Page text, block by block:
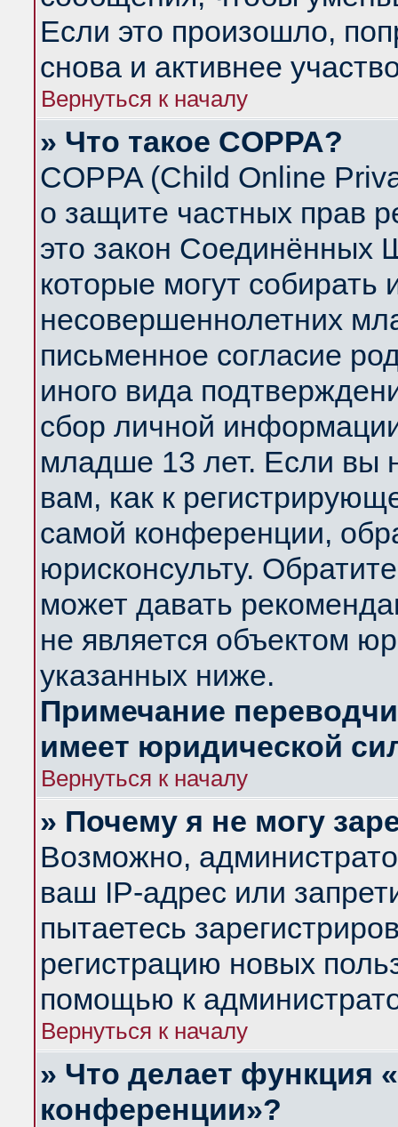
Если это произошло,
снова и активнее
Вернуться к началу
» Что такое COPPA?
COPPA (Child Online
о защите частных прав
это закон Соединённых
которые могут
несовершеннолетних
письменное согласие
иного вида
сбор личной
младше 13 лет. Если вы
вам, как к
самой конференции,
юрисконсульту.
может давать
не является объектом
указанных ниже.
Примечание
имеет юридической
Вернуться к началу
» Почему я не могу
Возможно,
ваш IP-адрес или
пытаетесь
регистрацию новых
помощью к
Вернуться к началу
» Что делает функция
конференции»?